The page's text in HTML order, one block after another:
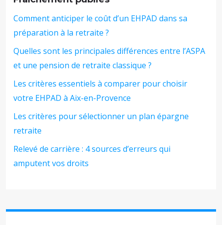
Comment anticiper le coût d’un EHPAD dans sa
préparation à la retraite ?
Quelles sont les principales différences entre l’ASPA
et une pension de retraite classique ?
Les critères essentiels à comparer pour choisir
votre EHPAD à Aix-en-Provence
Les critères pour sélectionner un plan épargne
retraite
Relevé de carrière : 4 sources d’erreurs qui
amputent vos droits